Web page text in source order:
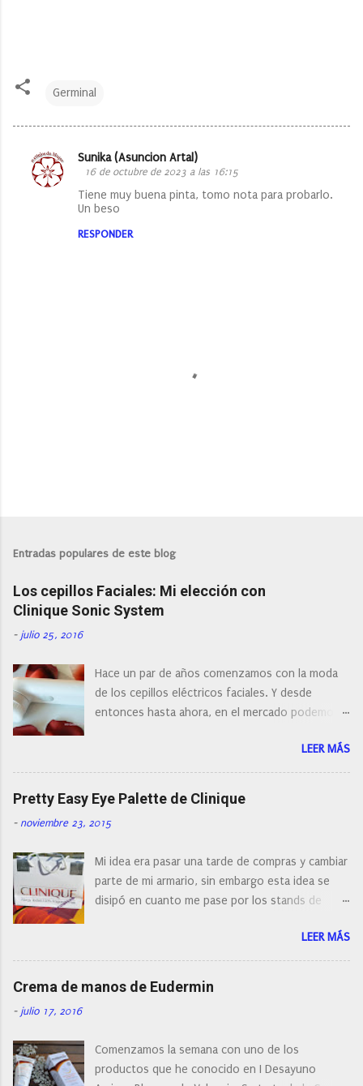
Germinal
C
Sunika (Asuncion Artal)
16 de octubre de 2023 a las 16:15
Tiene muy buena pinta, tomo nota para probarlo.
Un beso
RESPONDER
l
a
r
n
o
m
e
n
t
a
o
Entradas populares de este blog
Los cepillos Faciales: Mi elección con
Clinique Sonic System
- julio 25, 2016
Hace un par de años comenzamos con la moda
de los cepillos eléctricos faciales. Y desde
entonces hasta ahora, en el mercado podemos
con diferentes características, a pilas, a batería,
cepillos de rotación o de oscilación... y
naturalmente de todos los precios. Existe en la
actualidad tal variedad, que antes de hacer la
compra debemos de hacernos unas preguntas:
post os voy a dar mi opinión de porque elegí mi
cepillo facial de Clinique
LEER MÁS
Pretty Easy Eye Palette de Clinique
- noviembre 23, 2015
Mi idea era pasar una tarde de compras y cambiar
parte de mi armario, sin embargo esta idea se
disipó en cuanto me pase por los stands de
resistirse a esta paleta de colores de Clinique.
LEER MÁS
Crema de manos de Eudermin
- julio 17, 2016
Comenzamos la semana con uno de los
productos que he conocido en I Desayuno